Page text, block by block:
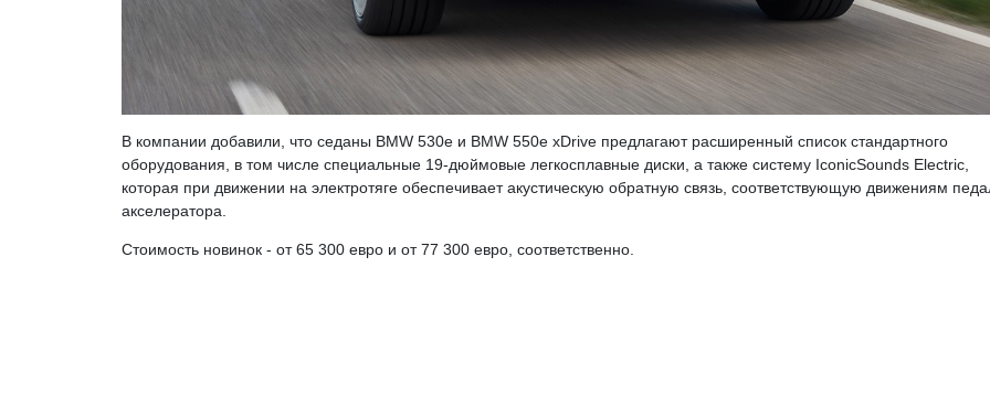
В компании добавили, что седаны BMW 530e и BMW 550e xDrive предлагают расширенный список стандартного
оборудования, в том числе специальные 19-дюймовые легкосплавные диски, а также систему IconicSounds Electric,
которая при движении на электротяге обеспечивает акустическую обратную связь, соответствующую движениям
акселератора.
Стоимость новинок - от 65 300 евро и от 77 300 евро, соответственно.